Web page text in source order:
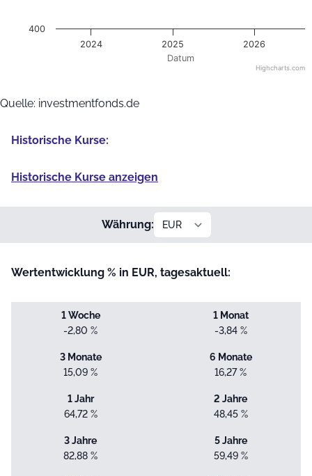
Datum
2024 2025 2026
400
Highcharts.com
Quelle: investmentfonds.de
Historische Kurse:
Historische Kurse anzeigen
Währung:
Wertentwicklung % in EUR, tagesaktuell:
1 Woche
-2,80 %
1 Monat
-3,84 %
3 Monate
15,09 %
6 Monate
16,27 %
1 Jahr
64,72 %
2 Jahre
48,45 %
3 Jahre
82,88 %
5 Jahre
59,49 %